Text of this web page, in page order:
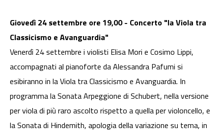
Giovedì 24 settembre ore 19,00 - Concerto "la Viola tra
Classicismo e Avanguardia"
Venerdì 24 settembre i violisti Elisa Mori e Cosimo Lippi,
accompagnati al pianoforte da Alessandra Pafumi si
esibiranno in la Viola tra Classicismo e Avanguardia. In
programma la Sonata Arpeggione di Schubert, nella versione
per viola di più raro ascolto rispetto a quella per violoncello, e
la Sonata di Hindemith, apologia della variazione su tema, in